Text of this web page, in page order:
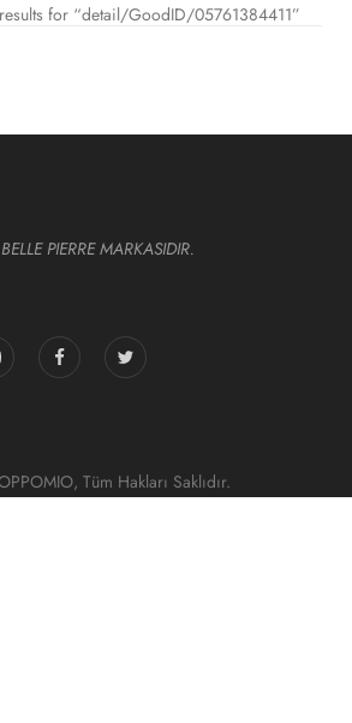
for “detail/GoodID/05761384411”
PIERRE MARKASIDIR.
Tüm Hakları Saklıdır.